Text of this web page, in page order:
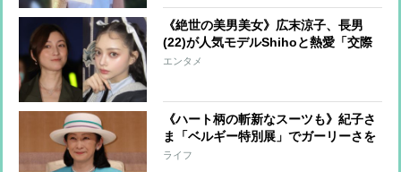
《絶世の美男美女》広末涼子、長男
(22)が人気モデルShihoと熱愛「交際
は認める」一方で“不安”な母心も
エンタメ
《ハート柄の斬新なスーツも》紀子さ
ま「ベルギー特別展」でガーリーさを
披露「花柄ボタン」に可憐な純白コー
ライフ